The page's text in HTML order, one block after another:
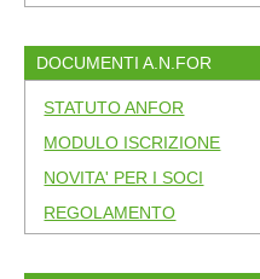
DOCUMENTI A.N.FOR
STATUTO ANFOR
MODULO ISCRIZIONE
NOVITA' PER I SOCI
REGOLAMENTO